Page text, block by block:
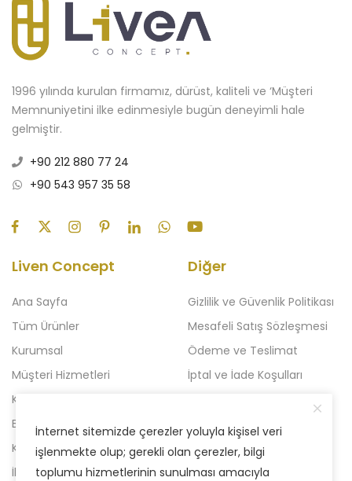
1996 yılında kurulan firmamız, dürüst, kaliteli ve ‘Müşteri
Memnuniyetini ilke edinmesiyle bugün deneyimli hale
gelmiştir.
+90 212 880 77 24
+90 543 957 35 58
Liven Concept
Ana Sayfa
Tüm Ürünler
Kurumsal
Müşteri Hizmetleri
Kampanyalı Ürünler
Blog
Kataloglar
İletişim
Diğer
Gizlilik ve Güvenlik Politikası
Mesafeli Satış Sözleşmesi
Ödeme ve Teslimat
İptal ve İade Koşulları
Liven 2'li Kampanyalar
Yeni Kampanya
İnternet sitemizde çerezler yoluyla kişisel veri
işlenmekte olup; gerekli olan çerezler, bilgi
toplumu hizmetlerinin sunulması amacıyla